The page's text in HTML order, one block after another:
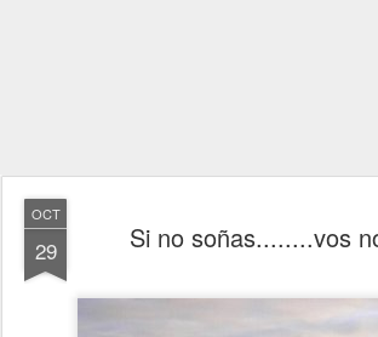
OCT
29 Si no soñas........vos